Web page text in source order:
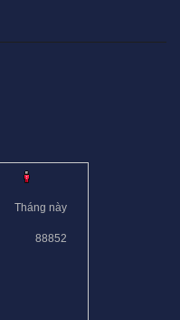
Tháng này
88852